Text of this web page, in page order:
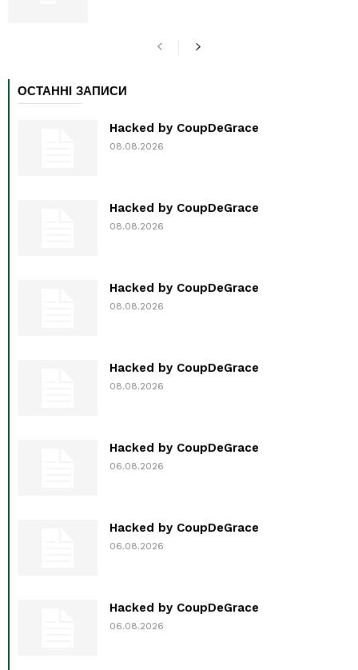
ОСТАННІ ЗАПИСИ
Hacked by CoupDeGrace
08.08.2026
Hacked by CoupDeGrace
08.08.2026
Hacked by CoupDeGrace
08.08.2026
Hacked by CoupDeGrace
08.08.2026
Hacked by CoupDeGrace
06.08.2026
Hacked by CoupDeGrace
06.08.2026
Hacked by CoupDeGrace
06.08.2026